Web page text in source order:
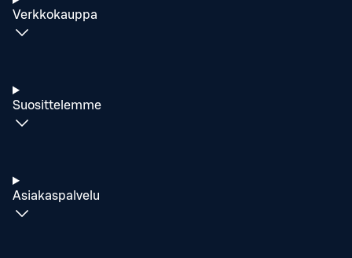
Verkkokauppa
Suosittelemme
Asiakaspalvelu